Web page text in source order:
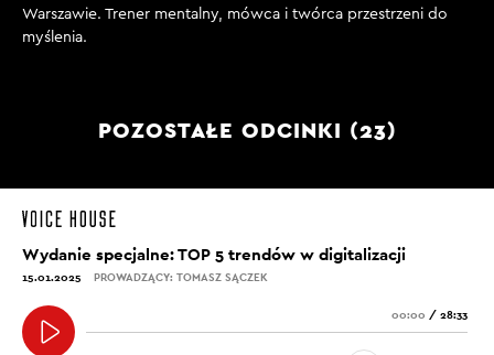
Warszawie. Trener mentalny, mówca i twórca przestrzeni do
myślenia.
POZOSTAŁE ODCINKI (23)
Wydanie specjalne: TOP 5 trendów w digitalizacji
15.01.2025 PROWADZĄCY: TOMASZ SĄCZEK
00:00 / 28:33